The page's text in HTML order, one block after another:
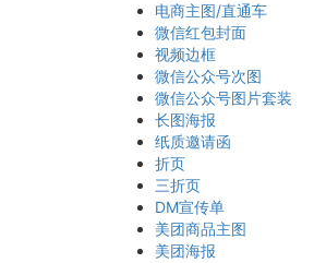
电商主图/直通车
微信红包封面
视频边框
微信公众号次图
微信公众号图片套装
长图海报
纸质邀请函
折页
三折页
DM宣传单
美团商品主图
美团海报